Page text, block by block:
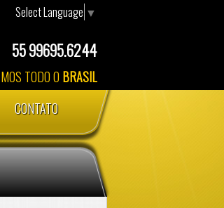
55 99695.6244
TODO O BRASIL
Select Language ▼
CONTATO